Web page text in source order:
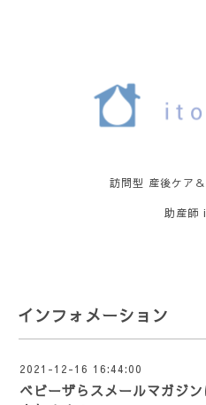
訪問型 産後ケア
助産師
インフォメーション
2021-12-16 16:44:00
ベビーザらスメールマガジ